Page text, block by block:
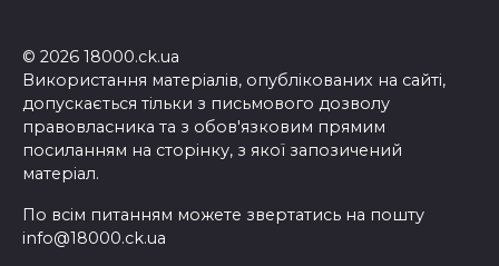
© 2026 18000.ck.ua
Використання матеріалів, опублікованих на сайті,
допускається тільки з письмового дозволу
правовласника та з обов'язковим прямим
посиланням на сторінку, з якої запозичений
матеріал.
По всім питанням можете звертатись на пошту
info@18000.ck.ua